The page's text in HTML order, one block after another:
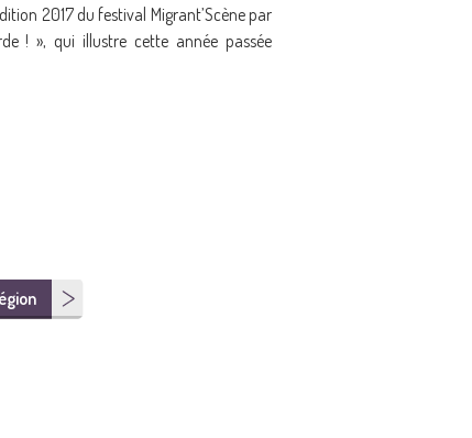
2017 du festival Migrant’Scène par
! », qui illustre cette année passée